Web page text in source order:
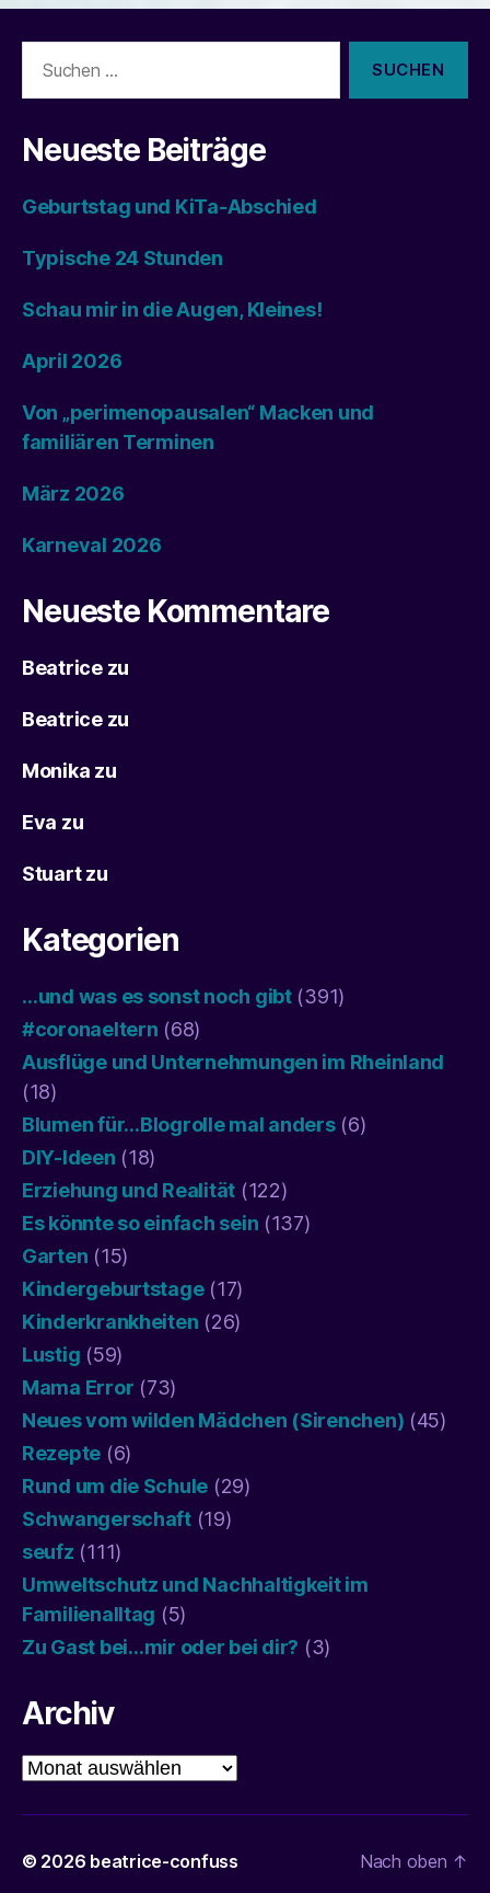
nach:
Neueste Beiträge
Geburtstag und KiTa-Abschied
Typische 24 Stunden
Schau mir in die Augen, Kleines!
April 2026
Von „perimenopausalen“ Macken und
familiären Terminen
März 2026
Karneval 2026
Neueste Kommentare
Beatricezu
Beatricezu
Monika zu
Eva zu
Stuartzu
Kategorien
…und was es sonst noch gibt(391)
#coronaeltern (68)
Ausflüge und Unternehmungen im Rheinland
(18)
Blumen für…Blogrolle mal anders(6)
DIY-Ideen (18)
Erziehung und Realität (122)
Es könnte so einfach sein (137)
Garten (15)
Kindergeburtstage(17)
Kinderkrankheiten (26)
Lustig (59)
Mama Error (73)
Neues vom wilden Mädchen (Sirenchen) (45)
Rezepte (6)
Rund um die Schule (29)
Schwangerschaft(19)
seufz (111)
Umweltschutz und Nachhaltigkeit im
Familienalltag (5)
Zu Gast bei…mir oder bei dir? (3)
Archiv
Archiv
© 2026 beatrice-confuss Nach oben ↑